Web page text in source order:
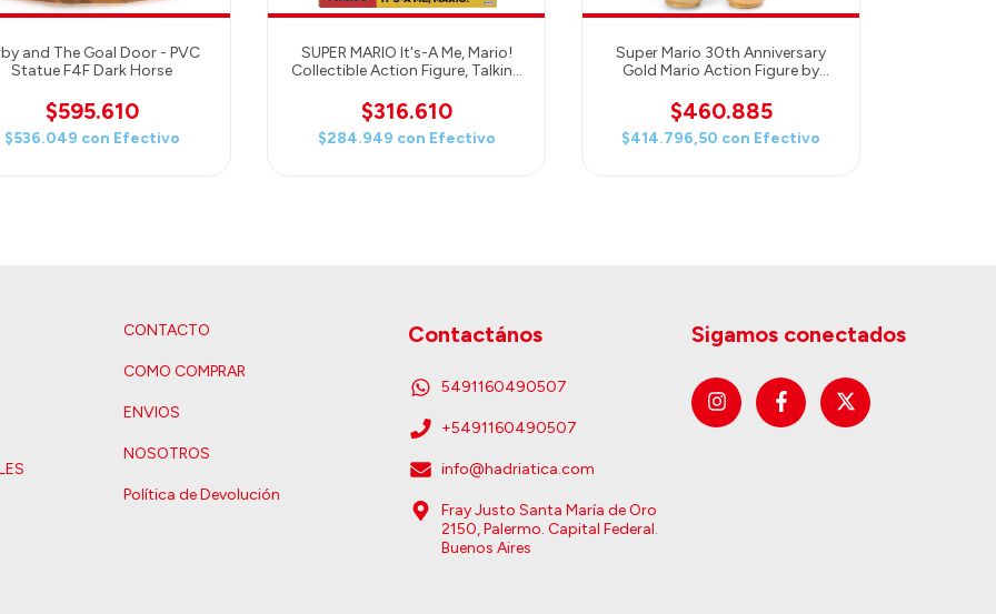
and The Goal Door - PVC
Statue F4F Dark Horse
$595.610
$536.049 con Efectivo
SUPER MARIO It's-A Me, Mario!
Collectible Action Figure, Talking
and Game Sounds - 12 Inches
Tall! (30 cm)
$316.610
$284.949 con Efectivo
Super Mario 30th Anniversary
Gold Mario Action Figure by
$460.885
$414.796,50 con Efectivo
CONTACTO
COMO COMPRAR
ENVIOS
NOSOTROS
Política de Devolución
Contactános
5491160490507
+5491160490507
info@hadriatica.com
Fray Justo Santa María de Oro
2150, Palermo. Capital Federal.
Buenos Aires
Sigamos conectados